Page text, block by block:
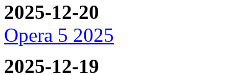
2025-12-20
Opera 5 2025
2025-12-19